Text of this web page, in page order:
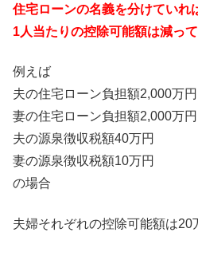
住宅ローンの名義を分けていれ
1人当たりの控除可能額は減って
例えば
夫の住宅ローン負担額2,000万円
妻の住宅ローン負担額2,000万円
夫の源泉徴収税額40万円
妻の源泉徴収税額10万円
の場合
夫婦それぞれの控除可能額は20